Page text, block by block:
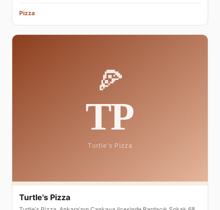
Pizza
Turtle's Pizza